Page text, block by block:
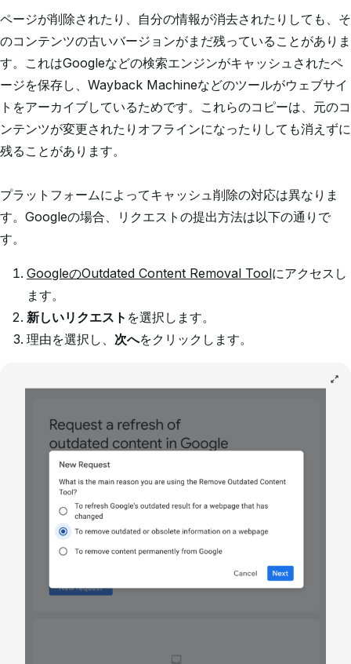
ページが削除されたり、自分の情報が消去されたりしても、そ
のコンテンツの古いバージョンがまだ残っていることがありま
す。これはGoogleなどの検索エンジンがキャッシュされたペ
ージを保存し、Wayback Machineなどのツールがウェブサイ
トをアーカイブしているためです。これらのコピーは、元のコ
ンテンツが変更されたりオフラインになったりしても消えずに
残ることがあります。
プラットフォームによってキャッシュ削除の対応は異なりま
す。Googleの場合、リクエストの提出方法は以下の通りで
す。
GoogleのOutdated Content Removal Toolにアクセスし
ます。
新しいリクエスト を選択します。
理由を選択し、 次へをクリックします。